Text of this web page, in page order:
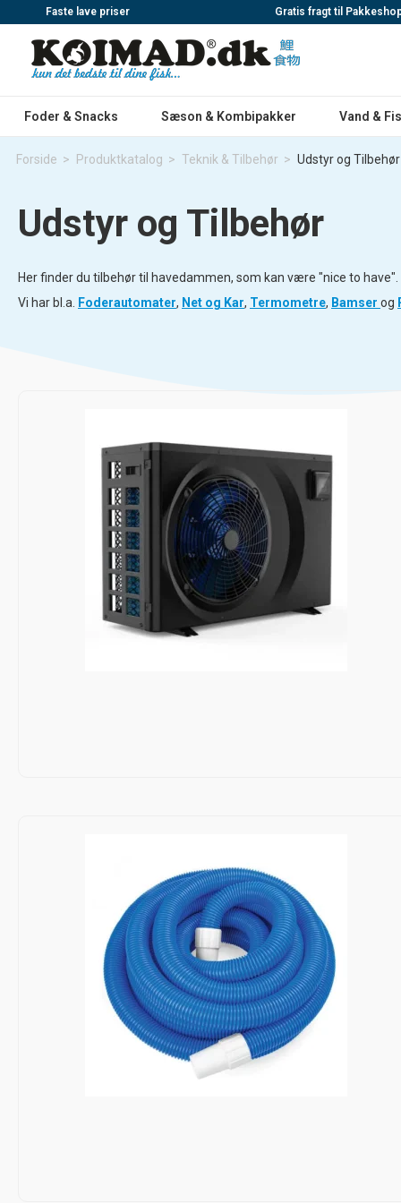
Faste lave priser Gratis fragt til
Foder & Snacks Sæson & Kombipakker Vand &
Forside > Produktkatalog > Teknik & Tilbehør > Udstyr og Tilbehør
Udstyr og Tilbehør
Her finder du tilbehør til havedammen, som kan være "nice to
Vi har bl.a.
Foderautomater, Net og Kar, Termometre, Bamser og